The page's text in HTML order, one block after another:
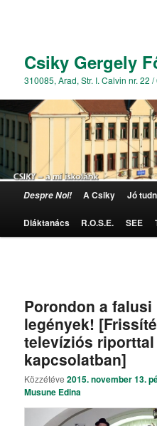
Csiky Gergely
310085, Arad, Str. I. Calvin nr. 22
Tovább az elsődleges
Despre Noi! A Csiky Jó
Diáktanács R.O.S.E. SEE
Porondon a falusi
legények!
televíziós riporttal
kapcsolatban]
Közzétéve2015. november 13.
Musune Edina